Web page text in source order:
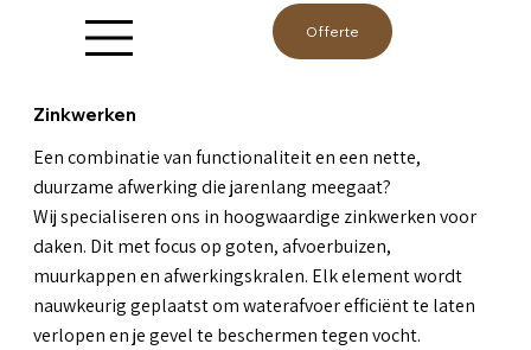
Offerte
Zinkwerken
Een combinatie van functionaliteit en een nette,
duurzame afwerking die jarenlang meegaat?
Wij specialiseren ons in hoogwaardige zinkwerken voor
daken. Dit met focus op goten, afvoerbuizen,
muurkappen en afwerkingskralen. Elk element wordt
nauwkeurig geplaatst om waterafvoer efficiënt te laten
verlopen en je gevel te beschermen tegen vocht.